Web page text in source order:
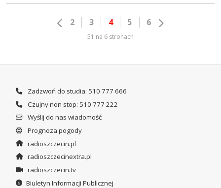
2 3 4 5 6
51 na 6 stronach
Zadzwoń do studia: 510 777 666
Czujny non stop: 510 777 222
Wyślij do nas wiadomość
Prognoza pogody
radioszczecin.pl
radioszczecinextra.pl
radioszczecin.tv
Biuletyn Informacji Publicznej